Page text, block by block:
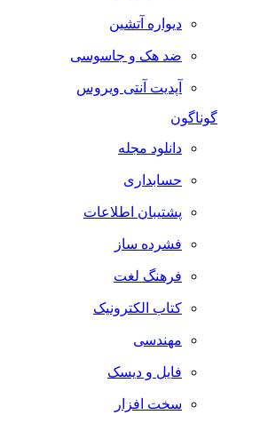
دیواره آتشین
ضد هک و جاسوسی
آپدیت آنتی ویروس
گوناگون
دانلود مجله
حسابداری
پشتیبان اطلاعات
فشرده ساز
فرهنگ لغت
کتاب الکترونیک
مهندسی
فایل و دیسک
سخت افزار